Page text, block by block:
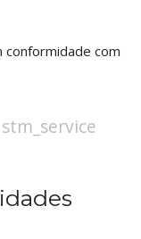
conformidade com